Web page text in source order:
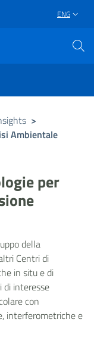
ENG
>
Ambientale
per
della
Centri di
in situ e di
interesse
con
interferometriche e